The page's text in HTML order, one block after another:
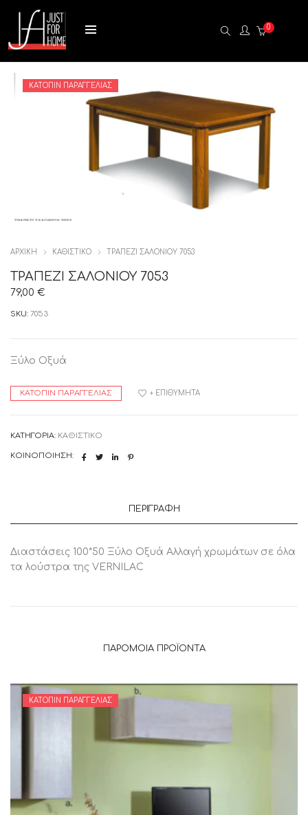
0
ΚΑΤΌΠΙΝ ΠΑΡΑΓΓΕΛΊΑΣ
ΑΡΧΙΚΉ ΚΑΘΙΣΤΙΚΟ ΤΡΑΠΕΖΙ ΣΑΛΟΝΙΟΥ 7053
ΤΡΑΠΕΖΙ ΣΑΛΟΝΙΟΥ 7053
79,00 €
SKU: 7053
Ξύλο Οξυά
ΚΑΤΌΠΙΝ ΠΑΡΑΓΓΕΛΊΑΣ + ΕΠΙΘΥΜΗΤΆ
ΚΑΤΗΓΟΡΊΑ: ΚΑΘΙΣΤΙΚΟ
ΚΟΙΝΟΠΟΊΗΣΗ:
ΠΕΡΙΓΡΑΦΉ
Διαστάσεις 100*50 Ξύλο Οξυά Αλλαγή χρωμάτων σε όλα
τα λούστρα της VERNILAC
ΠΑΡΌΜΟΙΑ ΠΡΟΪΌΝΤΑ
ΚΑΤΌΠΙΝ ΠΑΡΑΓΓΕΛΊΑΣ